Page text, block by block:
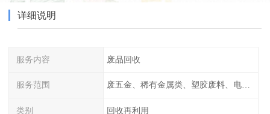
详细说明
服务内容 废品回收
服务范围 废五金、稀有金属类、塑胶废料、电子类等
类别 回收再利用